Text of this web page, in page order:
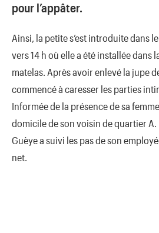
pour l’appâter.
Ainsi, la petite s’est introduite dans
vers 14 h où elle a été installée dans
matelas. Après avoir enlevé la jupe
commencé à caresser les parties
Informée de la présence de sa
domicile de son voisin de quartier A.
Guèye a suivi les pas de son
net.